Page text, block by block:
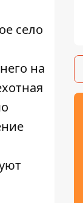
село
на